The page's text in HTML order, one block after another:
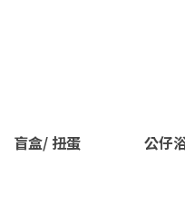
盲盒/ 扭蛋 公仔